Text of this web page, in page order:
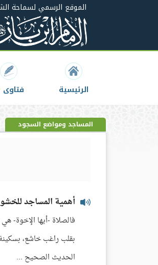
الموقع الرسمي لسماحة
الرئيسية فتاوى
المساجد ومواضع السجود
أهمية المساجد
فالصلاة -أيها الإخوة-
بقلب راغب خاشع،
الحديث الصحيح ...